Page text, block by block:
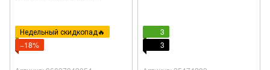
Недельный скидкопад🔥
−18%
3
3